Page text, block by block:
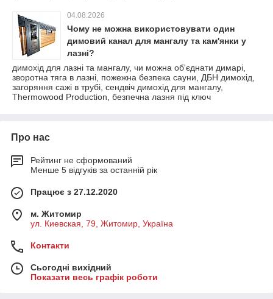
04.08.2026
Чому не можна використовувати один
димовий канал для мангалу та кам'янки у
лазні?
димохід для лазні та мангалу, чи можна об'єднати димарі,
зворотна тяга в лазні, пожежна безпека сауни, ДБН димохід,
загоряння сажі в трубі, сендвіч димохід для мангалу,
Thermowood Production, безпечна лазня під ключ
Про нас
Рейтинг не сформований
Менше 5 відгуків за останній рік
Працює з 27.12.2020
м. Житомир
ул. Киевская, 79, Житомир, Україна
Контакти
Сьогодні вихідний
Показати весь графік роботи